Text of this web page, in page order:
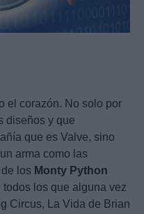
el corazón. No solo por
diseños y que
que es Valve, sino
arma como las
de los Monty Python
los que alguna vez
Circus, La Vida de Brian